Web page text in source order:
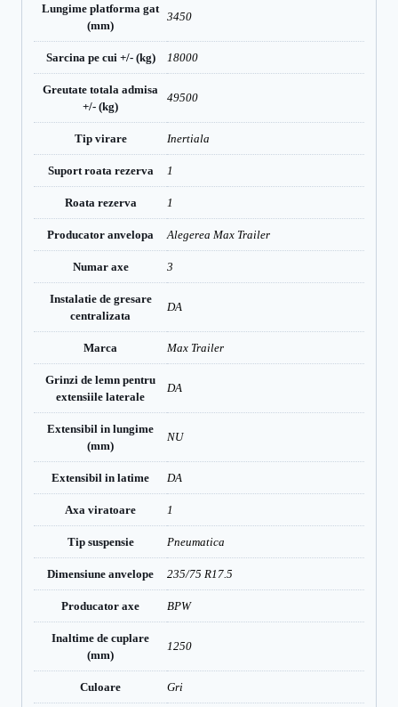
Lungime platforma gat
(mm)
3450
Sarcina pe cui +/- (kg) 18000
Greutate totala admisa
+/- (kg)
49500
Tip virare Inertiala
Suport roata rezerva 1
Roata rezerva 1
Producator anvelopa Alegerea Max Trailer
Numar axe 3
Instalatie de gresare
centralizata
DA
Marca Max Trailer
Grinzi de lemn pentru
extensiile laterale
DA
Extensibil in lungime
(mm)
NU
Extensibil in latime DA
Axa viratoare 1
Tip suspensie Pneumatica
Dimensiune anvelope 235/75 R17.5
Producator axe BPW
Inaltime de cuplare
(mm)
1250
Culoare Gri